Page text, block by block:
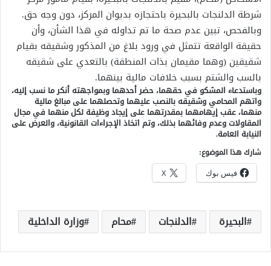
شرطة الدلنجات بالبحيرة باحتجازه بديوان المركز، دون وجه حق.
وبالفحص، تبين عدم صحة ما تم تداوله في هذا الشأن، وأن
حقيقة الواقعة تتمثل في ورود بلاغ من المذكور وشقيقه بقيام
شقيقين (وهما مقيمان بذات المنطقة) بالتعدي على شقيقه
بالسب والشتم بسبب خلافات مالية بينهما.
وباستدعاء المشكو في حقهما، حضر أحدهما وبمواجهته أنكر ما نسب إليه،
واتهم المحامي وشقيقه بالنصب عليهما وتحصلهما على مبالغ مالية
منهما، عقب إيهامهما بمقدرتهما على إيجاد وظيفة لكل منهما في مجال
المقاولات وعدم وفائهما بذلك، وتم اتخاذ الإجراءات القانونية، والعرض على
النيابة العامة.
شارك هذا الموضوع:
فيس بوك X
البحيرة الدلنجات محام وزارة الداخلية